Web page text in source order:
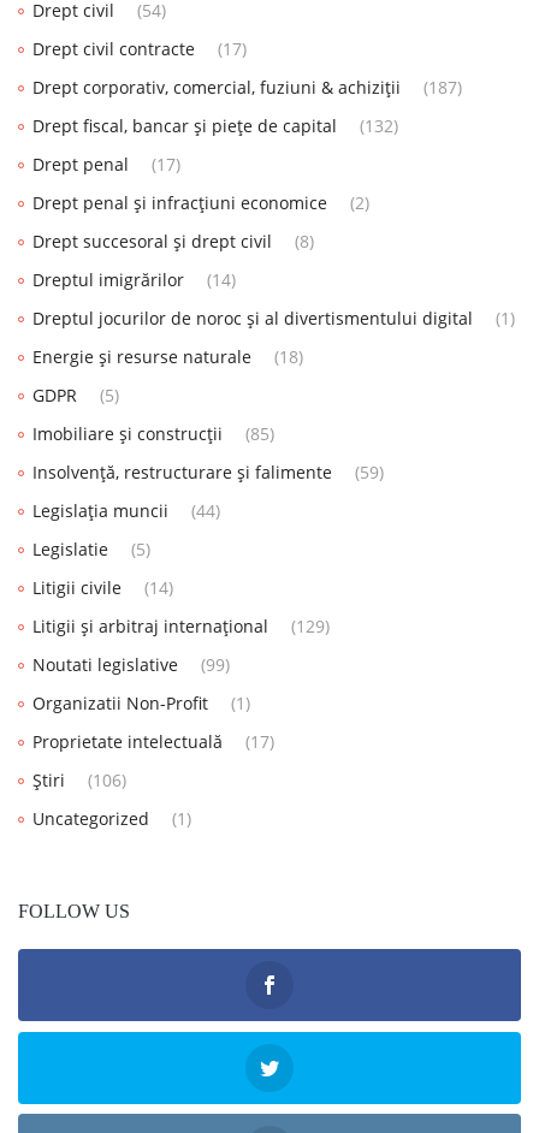
Drept civil
(54)
Drept civil contracte
(17)
Drept corporativ, comercial, fuziuni & achiziții
(187)
Drept fiscal, bancar și piețe de capital
(132)
Drept penal
(17)
Drept penal și infracțiuni economice
(2)
Drept succesoral și drept civil
(8)
Dreptul imigrărilor
(14)
Dreptul jocurilor de noroc și al divertismentului digital
(1)
Energie și resurse naturale
(18)
GDPR
(5)
Imobiliare și construcții
(85)
Insolvență, restructurare și falimente
(59)
Legislația muncii
(44)
Legislatie
(5)
Litigii civile
(14)
Litigii și arbitraj internațional
(129)
Noutati legislative
(99)
Organizatii Non-Profit
(1)
Proprietate intelectuală
(17)
Știri
(106)
Uncategorized
(1)
FOLLOW US